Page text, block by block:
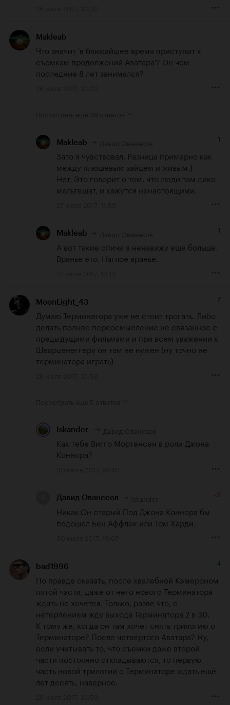
Makleab
Что значит 'в ближайшее время приступит к
съёмкам продолжений Аватара'? Он чем
последние 8 лет занимался?
Makleab 1
Зато я чувствовал. Разница примерно как
между плюшевым зайцем и живым.)
Нет. Это говорит о том, что люди там дико
мельтешат, и кажутся ненастоящими.
Makleab 1
А вот такие спичи я ненавижу ещё больше.
Вранье это. Наглое вранье.
MoonLight_43 7
Думаю Терминатора уже не стоит трогать. Либо
делать полное переосмысление не связанное с
предыдущими фильмами и при всем уважении к
Шварценеггеру он там не нужен (ну точно не
терминатора играть)
Iskander-
Как тебе Вигго Мортенсен в роли Джона
Коннора?
Давид Ованесов -2
Никак.Он старый.Под Джона Коннора бы
подошел Бен Аффлек или Том Харди.
bad1996 4
По правде сказать, после хвалебной Кэмероном
пятой части, даже от него нового Терминатора
ждать не хочется. Только, разве что, с
нетерпением жду выхода Терминатора 2 в 3D.
К тому же, когда он там хочет снять трилогию о
Терминаторе? После четвёртого Аватара? Ну,
если учитывать то, что съёмки даже второй
части постоянно откладываются, то первую
часть новой трилогии о Терминаторе ждать ещё
лет десять, наверное.